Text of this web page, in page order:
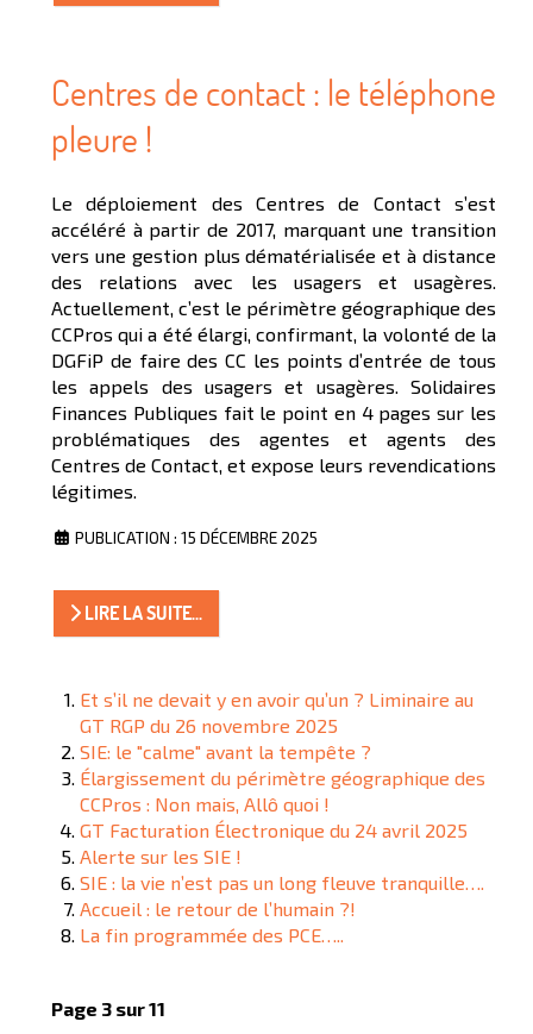
Centres de contact : le téléphone
pleure !
Le déploiement des Centres de Contact s’est
accéléré à partir de 2017, marquant une transition
vers une gestion plus dématérialisée et à distance
des relations avec les usagers et usagères.
Actuellement, c’est le périmètre géographique des
CCPros qui a été élargi, confirmant, la volonté de la
DGFiP de faire des CC les points d’entrée de tous
les appels des usagers et usagères. Solidaires
Finances Publiques fait le point en 4 pages sur les
problématiques des agentes et agents des
Centres de Contact, et expose leurs revendications
légitimes.
PUBLICATION : 15 DÉCEMBRE 2025
LIRE LA SUITE...
Et s’il ne devait y en avoir qu’un ? Liminaire au
GT RGP du 26 novembre 2025
SIE: le "calme" avant la tempête ?
Élargissement du périmètre géographique des
CCPros : Non mais, Allô quoi !
GT Facturation Électronique du 24 avril 2025
Alerte sur les SIE !
SIE : la vie n’est pas un long fleuve tranquille….
Accueil : le retour de l’humain ?!
La fin programmée des PCE…..
Page 3 sur 11